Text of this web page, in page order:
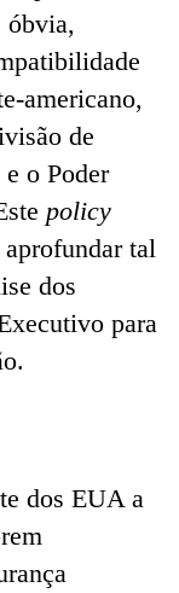
óbvia,
americano,
de
o Poder
policy
tal
dos
para
dos EUA a